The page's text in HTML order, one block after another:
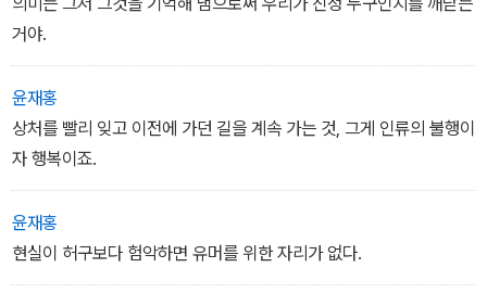
거야.
윤재홍
상처를 빨리 잊고 이전에 가던 길을 계속 가는 것, 그게 인류의 불행이
자 행복이죠.
윤재홍
현실이 허구보다 험악하면 유머를 위한 자리가 없다.